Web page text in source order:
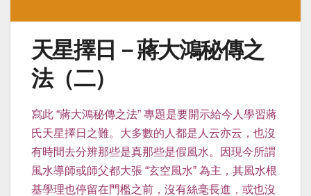
天星擇日－蔣大鴻秘傳之
法（二）
寫此 “蔣大鴻秘傳之法” 專題是要開示給今人學習蔣
氏天星擇日之難。大多數的人都是人云亦云， 也沒
有時間去分辨那些是真那些是假風水。因現今所謂
風水導師或師父都大張 “玄空風水” 為主，其風水根
基學理也停留在門檻之前，沒有絲毫長進，或也沒